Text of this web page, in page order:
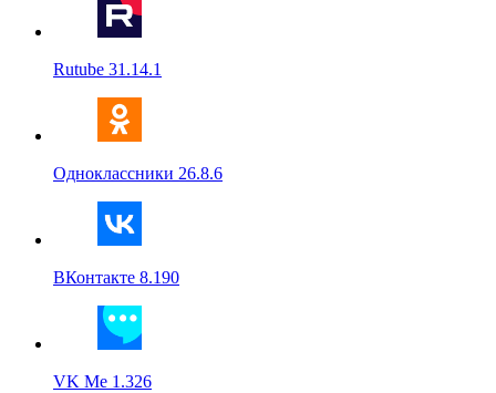
Rutube 31.14.1
Одноклассники 26.8.6
ВКонтакте 8.190
VK Me 1.326